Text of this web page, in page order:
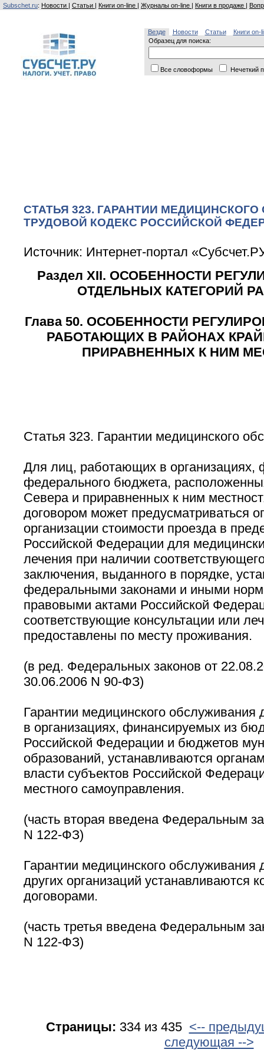
Subschet.ru: Новости | Статьи | Книги on-line | Журналы on-line | Книги в продаже |
Везде Новости Статьи
Книги on-
Образец для поиска:
Все словоформы Нечеткий
СТАТЬЯ 323. ГАРАНТИИ
ТРУДОВОЙ КОДЕКС РОССИЙСКОЙ
Источник: Интернет-портал
Раздел XII. ОСОБЕННОСТИ
ОТДЕЛЬНЫХ КАТЕГОРИЙ
Глава 50. ОСОБЕННОСТИ
РАБОТАЮЩИХ В РАЙОНАХ
ПРИРАВНЕННЫХ К НИМ
Статья 323. Гарантии медицинского
Для лиц, работающих в организациях,
федерального бюджета,
Севера и приравненных к ним
договором может предусматриваться
организации стоимости проезда в
Российской Федерации для
лечения при наличии
заключения, выданного в порядке,
федеральными законами и иными
правовыми актами Российской
соответствующие консультации или
предоставлены по месту проживания.
(в ред. Федеральных законов от
30.06.2006 N 90-ФЗ)
Гарантии медицинского
в организациях, финансируемых из
Российской Федерации и бюджетов
образований, устанавливаются
власти субъектов Российской
местного самоуправления.
(часть вторая введена Федеральным
N 122-ФЗ)
Гарантии медицинского обслуживания
других организаций устанавливаются
договорами.
(часть третья введена Федеральным
N 122-ФЗ)
Страницы: 334 из 435 <--
следующая -->